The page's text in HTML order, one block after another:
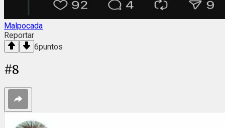
Malpocada
Reportar
6puntos
#8